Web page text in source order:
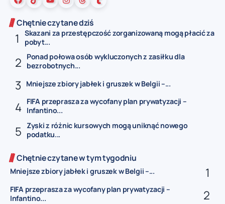
Chętnie czytane dziś
Skazani za przestępczość zorganizowaną mogą płacić za
pobyt...
Ponad połowa osób wykluczonych z zasiłku dla
bezrobotnych...
Mniejsze zbiory jabłek i gruszek w Belgii –...
FIFA przeprasza za wycofany plan prywatyzacji –
Infantino...
Zyski z różnic kursowych mogą uniknąć nowego
podatku...
Chętnie czytane w tym tygodniu
Mniejsze zbiory jabłek i gruszek w Belgii –...
FIFA przeprasza za wycofany plan prywatyzacji –
Infantino...